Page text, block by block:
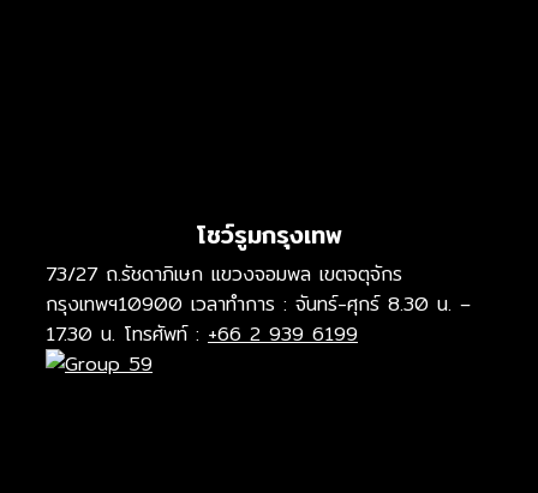
โชว์รูมกรุงเทพ
73/27 ถ.รัชดาภิเษก แขวงจอมพล เขตจตุจักร
กรุงเทพฯ10900 เวลาทำการ : จันทร์-ศุกร์ 8.30 น. –
17.30 น. โทรศัพท์ : +66 2 939 6199